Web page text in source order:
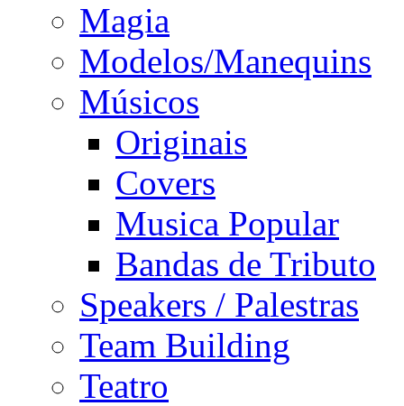
Magia
Modelos/Manequins
Músicos
Originais
Covers
Musica Popular
Bandas de Tributo
Speakers / Palestras
Team Building
Teatro